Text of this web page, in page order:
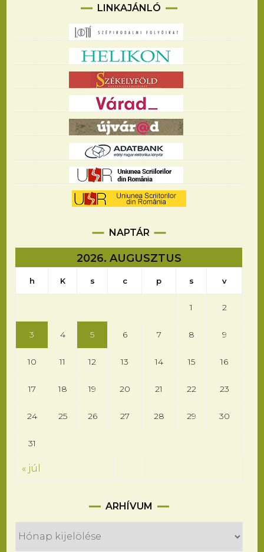
LINKAJÁNLÓ
NAPTÁR
2026. AUGUSZTUS
h K s c p s v
1 2
3 4 5 6 7 8 9
10 11 12 13 14 15 16
17 18 19 20 21 22 23
24 25 26 27 28 29 30
31
« júl
ARHÍVUM
Arhívum